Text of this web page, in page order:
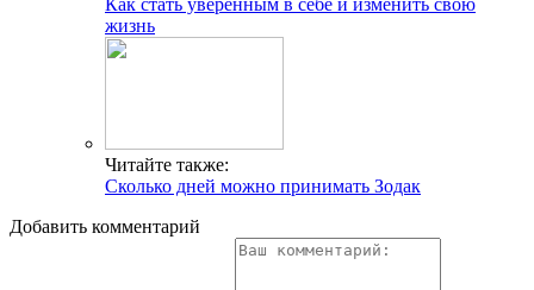
жизнь
Читайте также:
Сколько дней можно принимать Зодак
Добавить комментарий